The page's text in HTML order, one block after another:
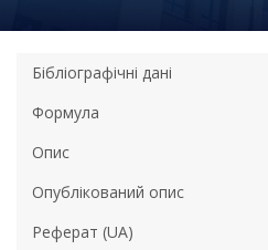
Бібліографічні дані
Формула
Опис
Опублікований опис
Реферат (UA)